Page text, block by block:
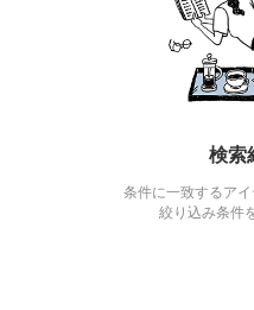
検索
条件に一致するア
絞り込み条件